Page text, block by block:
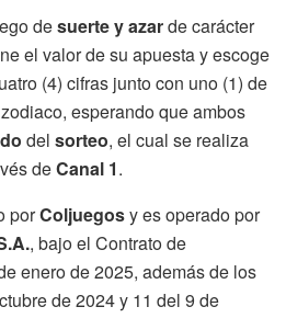
desuerte y azarde carácter
el valor de su apuesta y escoge
(4) cifras junto con uno (1) de
esperando que ambos
del sorteo, el cual se realiza
deCanal 1.
porColjuegosy es operado por
, bajo el Contrato de
enero de 2025, además de los
de 2024 y 11 del 9 de